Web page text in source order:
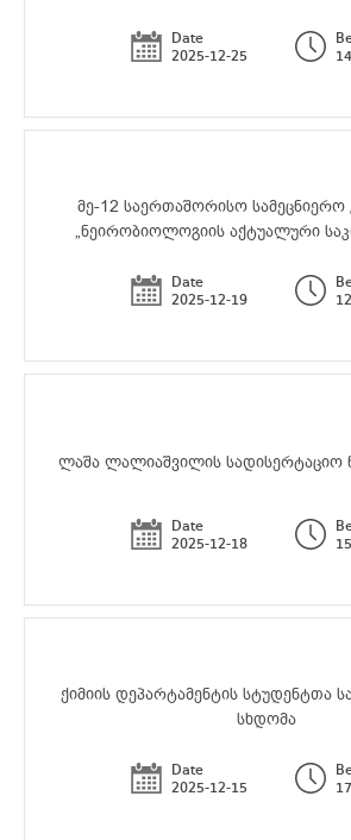
Date
2025-12-25
მე-12 საერთაშორისო სამეცნიერო
„ნეირობიოლოგიის აქტუალური
Date
2025-12-19
ლაშა ლალიაშვილის სადისერტაციო
Date
2025-12-18
ქიმიის დეპარტამენტის სტუდენტთა
სხდომა
Date
2025-12-15